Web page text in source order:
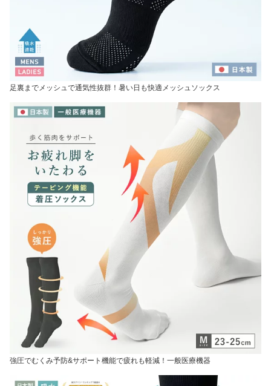
足裏までメッシュで通気性抜群！暑い日も快適メッシュソックス
強圧でむくみ予防&サポート機能で疲れも軽減！一般医療機器